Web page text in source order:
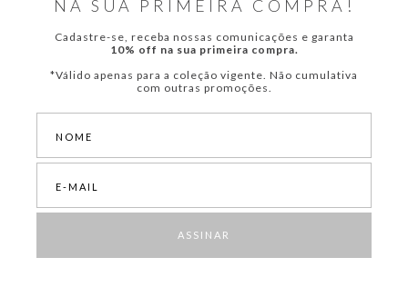
NA SUA PRIMEIRA COMPRA!
Cadastre-se, receba nossas comunicações e garanta
10% off na sua primeira compra.
*Válido apenas para a coleção vigente. Não cumulativa
com outras promoções.
ASSINAR